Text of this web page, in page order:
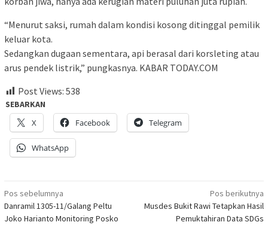
“Menurut saksi, rumah dalam kondisi kosong ditinggal pemilik
keluar kota.
Sedangkan dugaan sementara, api berasal dari korsleting atau
arus pendek listrik,” pungkasnya. KABAR TODAY.COM
Post Views: 538
SEBARKAN
X
Facebook Telegram
WhatsApp
Navigasi
pos
Pos sebelumnya
Danramil 1305-11/Galang Peltu
Joko Harianto Monitoring Posko
Pos berikutnya
Musdes Bukit Rawi Tetapkan Hasil
Pemuktahiran Data SDGs